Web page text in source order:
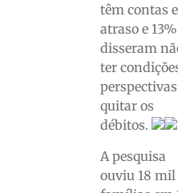
têm contas
atraso e 13%
disseram
ter
quitar os
débitos.
A pesquisa
ouviu 18 mil